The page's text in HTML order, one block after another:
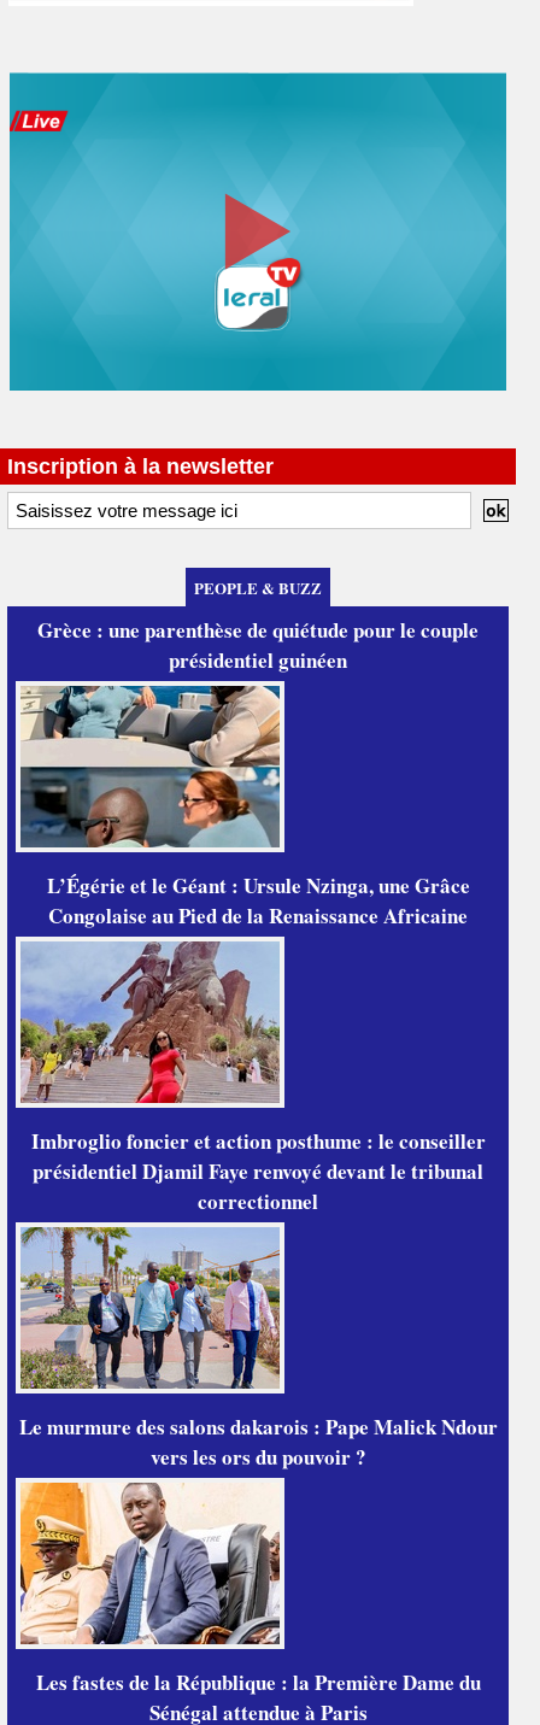
Inscription à la newsletter
PEOPLE & BUZZ
Grèce : une parenthèse de quiétude pour le couple
présidentiel guinéen
L’Égérie et le Géant : Ursule Nzinga, une Grâce
Congolaise au Pied de la Renaissance Africaine
Imbroglio foncier et action posthume : le conseiller
présidentiel Djamil Faye renvoyé devant le tribunal
correctionnel
Le murmure des salons dakarois : Pape Malick Ndour
vers les ors du pouvoir ?
Les fastes de la République : la Première Dame du
Sénégal attendue à Paris